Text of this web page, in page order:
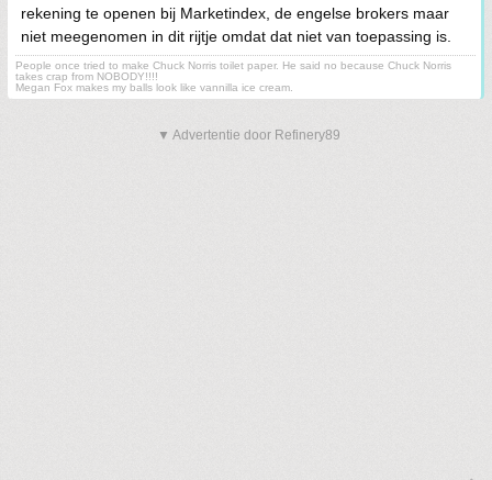
rekening te openen bij Marketindex, de engelse brokers maar
niet meegenomen in dit rijtje omdat dat niet van toepassing is.
People once tried to make Chuck Norris toilet paper. He said no because Chuck Norris
takes crap from NOBODY!!!!
Megan Fox makes my balls look like vannilla ice cream.
▼ Advertentie door Refinery89